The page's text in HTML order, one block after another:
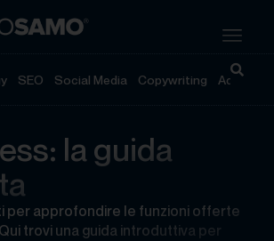
SEO Social Media Copywriting
la guida
per approfondire le funzioni offerte
trovi una guida introduttiva per